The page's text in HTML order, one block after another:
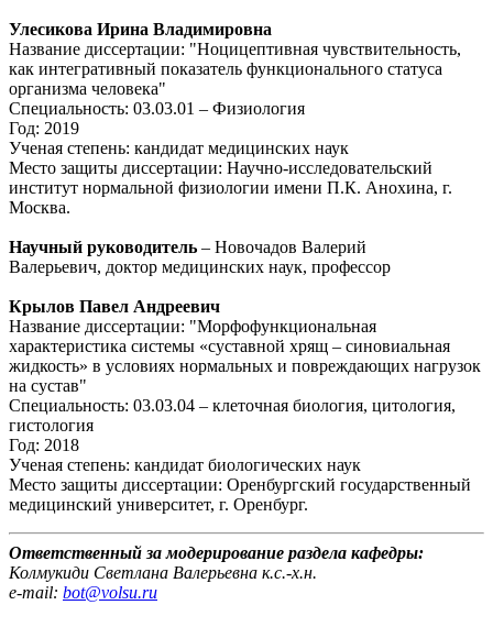
Улесикова Ирина Владимировна
Название диссертации: "Ноцицептивная чувствительность,
как интегративный показатель функционального статуса
организма человека"
Специальность: 03.03.01 – Физиология
Год: 2019
Ученая степень: кандидат медицинских наук
Место защиты диссертации: Научно-исследовательский
институт нормальной физиологии имени П.К. Анохина, г.
Москва.
Научный руководитель – Новочадов Валерий
Валерьевич, доктор медицинских наук, профессор
Крылов Павел Андреевич
Название диссертации: "Морфофункциональная
характеристика системы «суставной хрящ – синовиальная
жидкость» в условиях нормальных и повреждающих нагрузок
на сустав"
Специальность: 03.03.04 – клеточная биология, цитология,
гистология
Год: 2018
Ученая степень: кандидат биологических наук
Место защиты диссертации: Оренбургский государственный
медицинский университет, г. Оренбург.
Ответственный за модерирование раздела кафедры:
Колмукиди Светлана Валерьевна к.с.-х.н.
e-mail: bot@volsu.ru